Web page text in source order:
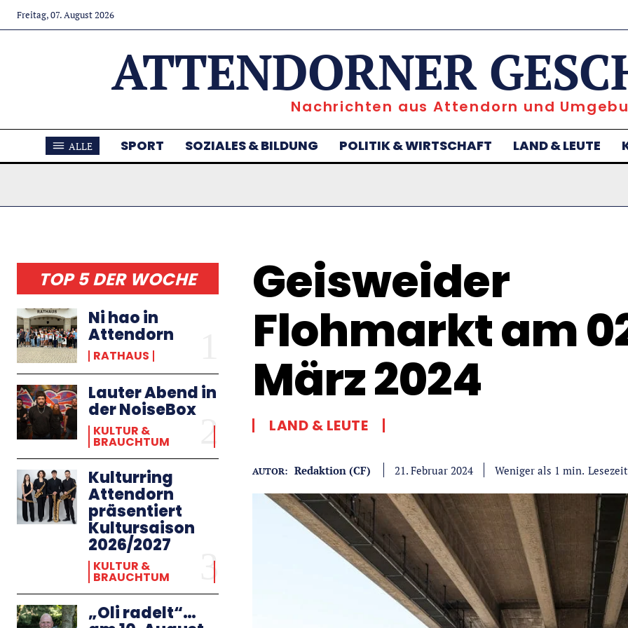
Freitag, 07. August 2026
ATTENDORNER
Nachrichten aus Attendorn und
ALLE SPORT SOZIALES & BILDUNG POLITIK & WIRTSCHAFT LAND & LEUTE
TOP 5 DER WOCHE
Ni hao in
Attendorn
RATHAUS
Lauter Abend in
der NoiseBox
KULTUR &
BRAUCHTUM
Kulturring
Attendorn
präsentiert
Kultursaison
2026/2027
KULTUR &
BRAUCHTUM
„Oli radelt“…
Geisweider
Flohmarkt am
März 2024
LAND & LEUTE
AUTOR: Redaktion (CF) 21. Februar 2024 Weniger als 1 min. Lesezeit